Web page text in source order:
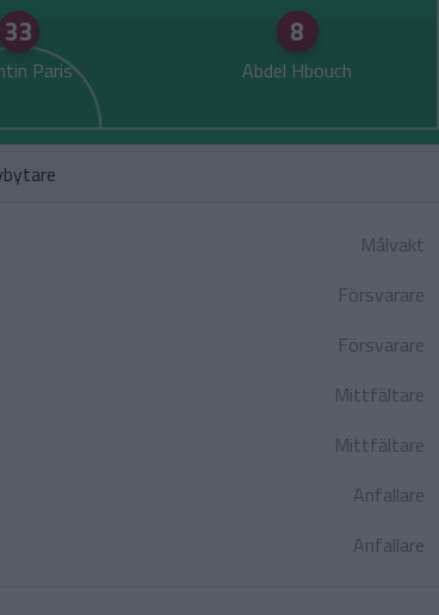
33
Paris
8
Abdel Hbouch
Målvakt
Försvarare
Försvarare
Mittfältare
Mittfältare
Anfallare
Anfallare